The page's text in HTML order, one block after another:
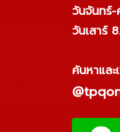
วันจันทร์
วันเสาร์
ค้นหาแล